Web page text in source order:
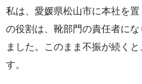
私は、愛媛県松山市に本社を
の役割は、靴部門の責任者に
ました。このまま不振が続く
す。